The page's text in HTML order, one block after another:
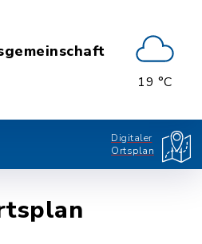
19 °C
Digitaler
Ortsplan